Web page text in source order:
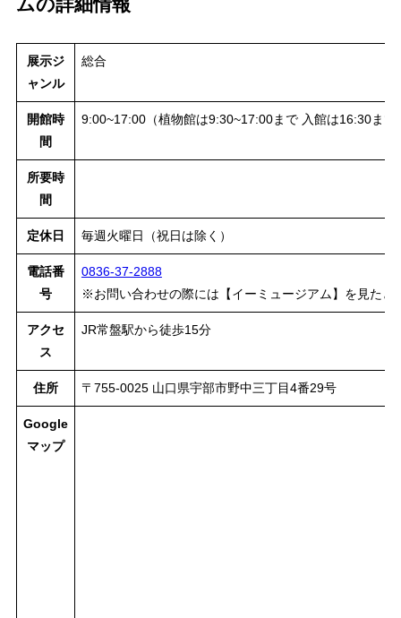
展示ジ
ャンル
総合
開館時
間
9:00~17:00（植物館は9:30~17:00まで 入館は16:30まで
所要時
間
定休日 毎週火曜日（祝日は除く）
電話番
号
0836-37-2888
※お問い合わせの際には【イーミュージアム】を見たと
アクセ
ス
JR常盤駅から徒歩15分
住所 〒755-0025 山口県宇部市野中三丁目4番29号
Google
マップ